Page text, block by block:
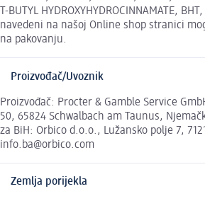
T-BUTYL HYDROXYHYDROCINNAMATE,
navedeni na našoj Online shop stranici
na pakovanju.
Proizvođač/Uvoznik
Proizvođač: Procter & Gamble Service
50, 65824 Schwalbach am Taunus,
za BiH: Orbico d.o.o., Lužansko polje 7,
info.ba@orbico.com
Zemlja porijekla